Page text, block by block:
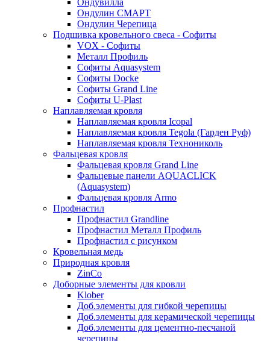
Ондувилла
Ондулин СМАРТ
Ондулин Черепица
Подшивка кровельного свеса - Софиты
VOX - Софиты
Металл Профиль
Софиты Aquasystem
Софиты Docke
Софиты Grand Line
Софиты U-Plast
Наплавляемая кровля
Наплавляемая кровля Icopal
Наплавляемая кровля Tegola (Гарден Руф)
Наплавляемая кровля Технониколь
Фальцевая кровля
Фальцевая кровля Grand Line
Фальцевые панели AQUACLICK
(Aquasystem)
Фальцевая кровля Armo
Профнастил
Профнастил Grandline
Профнастил Металл Профиль
Профнастил с рисунком
Кровельная медь
Природная кровля
ZinCo
Доборные элементы для кровли
Klober
Доб.элементы для гибкой черепицы
Доб.элементы для керамической черепицы
Доб.элементы для цементно-песчаной
черепицы